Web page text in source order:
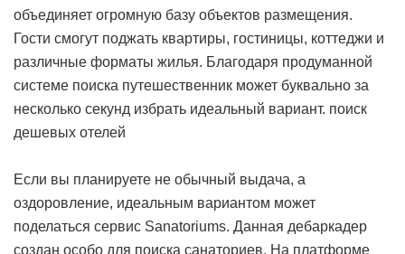
объединяет огромную базу объектов размещения.
Гости смогут поджать квартиры, гостиницы, коттеджи и
различные форматы жилья. Благодаря продуманной
системе поиска путешественник может буквально за
несколько секунд избрать идеальный вариант. поиск
дешевых отелей
Если вы планируете не обычный выдача, а
оздоровление, идеальным вариантом может
поделаться сервис Sanatoriums. Данная дебаркадер
создан особо для поиска санаториев. На платформе